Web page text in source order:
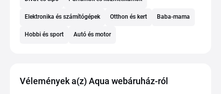
Elektronika és számítógépek Otthon és kert Baba-mama
Hobbi és sport Autó és motor
Vélemények a(z) Aqua webáruház-ról